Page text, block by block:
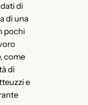
di
di una
pochi
come
di
e